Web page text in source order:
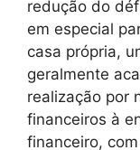
redução do
em especial
casa própria,
geralmente
realização por
financeiros à
financeiro,